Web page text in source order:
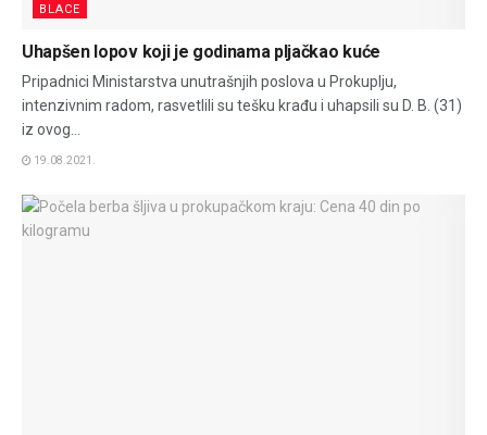
BLACE
Uhapšen lopov koji je godinama pljačkao kuće
Pripadnici Ministarstva unutrašnjih poslova u Prokuplju,
intenzivnim radom, rasvetlili su tešku krađu i uhapsili su D. B. (31)
iz ovog...
19.08.2021.